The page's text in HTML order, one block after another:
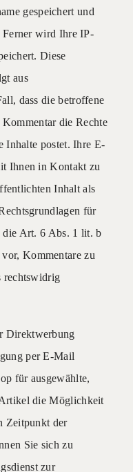
gespeichert und
Ferner wird Ihre IP-
Diese
aus
dass die betroffene
Kommentar die Rechte
Inhalte postet. Ihre E-
Ihnen in Kontakt zu
Inhalt als
für
die Art. 6 Abs. 1 lit. b
Kommentare zu
rechtswidrig
Direktwerbung
per E-Mail
für ausgewählte,
die Möglichkeit
Zeitpunkt der
Sie sich zu
zur